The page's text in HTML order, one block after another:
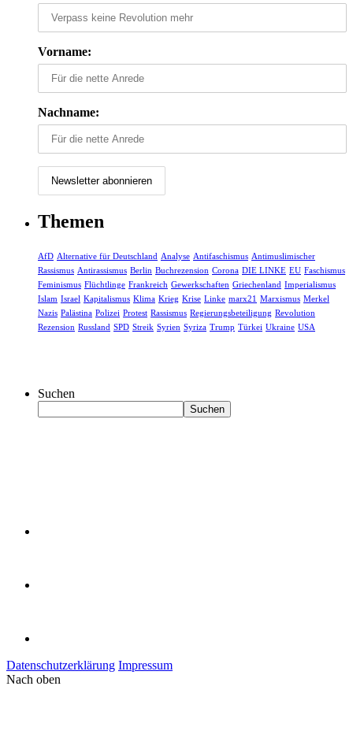
Vorname:
Nachname:
Themen
AfD Alternative für Deutschland Analyse Antifaschismus Antimuslimischer
Rassismus Antirassismus Berlin Buchrezension Corona DIE LINKE EU Faschismus
Feminismus Flüchtlinge Frankreich Gewerkschaften Griechenland Imperialismus
Islam Israel Kapitalismus Klima Krieg Krise Linke marx21 Marxismus Merkel
Nazis Palästina Polizei Protest Rassismus Regierungsbeteiligung Revolution
Rezension Russland SPD Streik Syrien Syriza Trump Türkei Ukraine USA
Suchen
Suchen
Datenschutzerklärung Impressum
Nach oben